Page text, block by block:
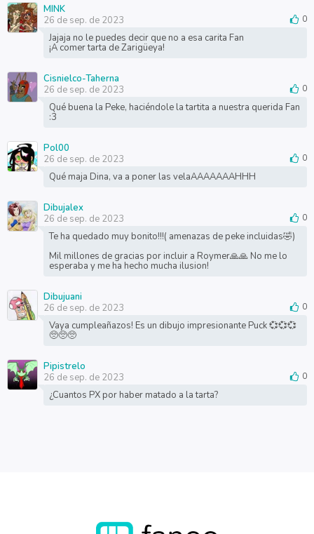
MINK
26 de sep. de 2023
0
Jajaja no le puedes decir que no a esa carita Fan
¡A comer tarta de Zarigüeya!
Cisnielco-Taherna
26 de sep. de 2023
0
Qué buena la Peke, haciéndole la tartita a nuestra querida Fan
:3
Pol00
26 de sep. de 2023
0
Qué maja Dina, va a poner las velaAAAAAAAHHH
Dibujalex
26 de sep. de 2023
0
Te ha quedado muy bonito!!!( amenazas de peke incluidas🤣)
Mil millones de gracias por incluir a Roymer🙏🙏 No me lo
esperaba y me ha hecho mucha ilusion!
Dibujuani
26 de sep. de 2023
0
Vaya cumpleañazos! Es un dibujo impresionante Puck 💞💞💞
🥺🥺🥺
Pipistrelo
26 de sep. de 2023
0
¿Cuantos PX por haber matado a la tarta?